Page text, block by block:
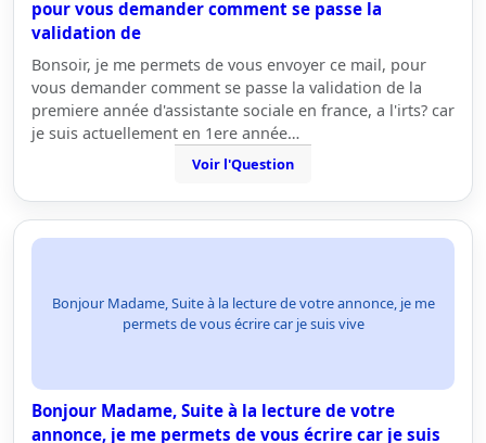
pour vous demander comment se passe la
validation de
Bonsoir, je me permets de vous envoyer ce mail, pour
vous demander comment se passe la validation de la
premiere année d'assistante sociale en france, a l'irts? car
je suis actuellement en 1ere année…
Voir l'Question
Bonjour Madame, Suite à la lecture de votre annonce, je me
permets de vous écrire car je suis vive
Bonjour Madame, Suite à la lecture de votre
annonce, je me permets de vous écrire car je suis